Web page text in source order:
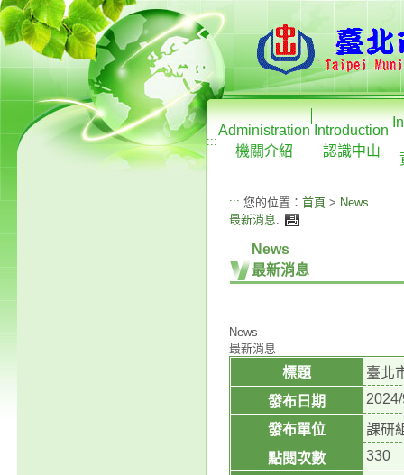
:::
Administration
機關介紹
Introduction
認識中山
::: 您的位置： 首頁 > News
最新消息.
News
最新消息
News
最新消息
標題
臺北
發布日期
發布單位
課研
點閱次數
330